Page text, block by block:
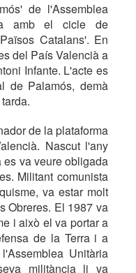
de l'Assemblea
amb el cicle de
Catalans'. En
del País Valencià a
Infante. L'acte es
de Palamós, demà
de la plataforma
Nascut l'any
va veure obligada
Militant comunista
va estar molt
Obreres. El 1987 va
i això el va portar a
de la Terra i a
Unitària
militància li va